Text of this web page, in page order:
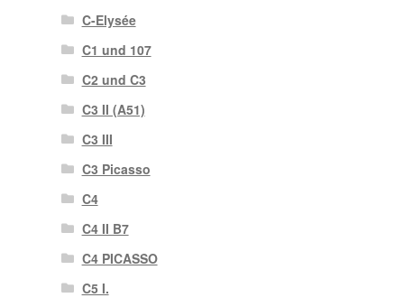
C-Elysée
C1 und 107
C2 und C3
C3 II (A51)
C3 III
C3 Picasso
C4
C4 II B7
C4 PICASSO
C5 I.